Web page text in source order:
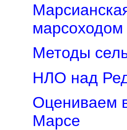
марсоходом
Методы
НЛО над
Оцениваем
Марсе